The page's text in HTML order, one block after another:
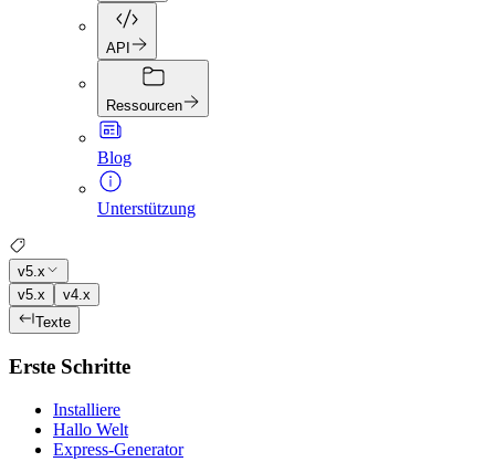
API
Ressourcen
Blog
Unterstützung
v5.x
v5.x
v4.x
Texte
Erste Schritte
Installiere
Hallo Welt
Express-Generator